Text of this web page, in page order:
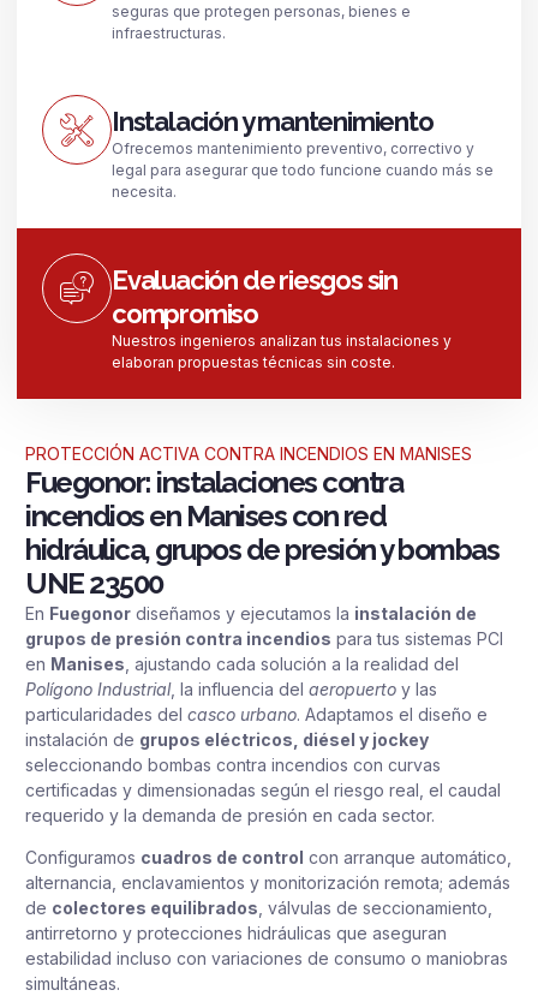
seguras que protegen personas, bienes e
infraestructuras.
Instalación y mantenimiento
Ofrecemos mantenimiento preventivo, correctivo y
legal para asegurar que todo funcione cuando más se
necesita.
Evaluación de riesgos sin
compromiso
Nuestros ingenieros analizan tus instalaciones y
elaboran propuestas técnicas sin coste.
PROTECCIÓN ACTIVA CONTRA INCENDIOS EN MANISES
Fuegonor: instalaciones contra
incendios en Manises con red
hidráulica, grupos de presión y bombas
UNE 23500
En Fuegonor diseñamos y ejecutamos la instalación de
grupos de presión contra incendios para tus sistemas PCI
en Manises , ajustando cada solución a la realidad del
Polígono Industrial, la influencia del aeropuerto y las
particularidades del casco urbano. Adaptamos el diseño e
instalación de grupos eléctricos, diésel y jockey
seleccionando bombas contra incendios con curvas
certificadas y dimensionadas según el riesgo real, el caudal
requerido y la demanda de presión en cada sector.
Configuramos cuadros de control con arranque automático,
alternancia, enclavamientos y monitorización remota; además
de colectores equilibrados , válvulas de seccionamiento,
antirretorno y protecciones hidráulicas que aseguran
estabilidad incluso con variaciones de consumo o maniobras
simultáneas.